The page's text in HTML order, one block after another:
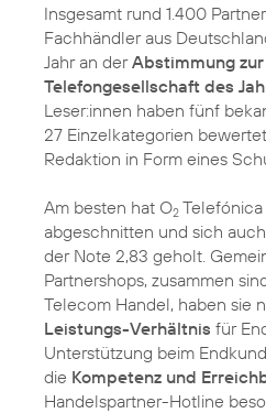
Insgesamt rund 1.400
Fachhändler aus
Jahr an derAbstimmung
Telefongesellschaft des
Leser:innen haben fünf
27 Einzelkategorien
Redaktion in Form eines
Am besten hat O2
abgeschnitten und sich
der Note 2,83 geholt.
Partnershops, zusammen
Telecom Handel, haben sie
Leistungs-Verhältnis für
Unterstützung beim
die Kompetenz und
Handelspartner-Hotline